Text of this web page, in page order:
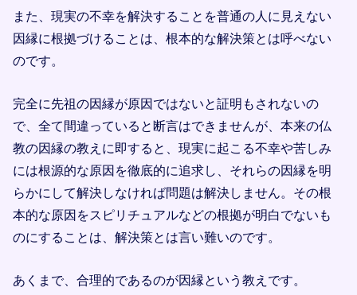
また、現実の不幸を解決することを普通の人に見えない
因縁に根拠づけることは、根本的な解決策とは呼べない
のです。
完全に先祖の因縁が原因ではないと証明もされないの
で、全て間違っていると断言はできませんが、本来の仏
教の因縁の教えに即すると、現実に起こる不幸や苦しみ
には根源的な原因を徹底的に追求し、それらの因縁を明
らかにして解決しなければ問題は解決しません。その根
本的な原因をスピリチュアルなどの根拠が明白でないも
のにすることは、解決策とは言い難いのです。
あくまで、合理的であるのが因縁という教えです。